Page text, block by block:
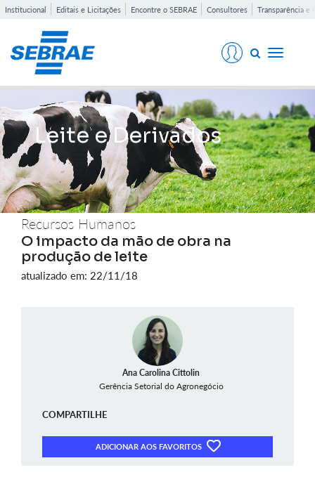
Institucional Editais e Licitações Encontre o SEBRAE Consultores Transparência e
Toggle
Leite e Derivados
Recursos Humanos
O impacto da mão de obra na
produção de leite
atualizado em: 22/11/18
Ana Carolina Cittolin
Gerência Setorial do Agronegócio
COMPARTILHE
ADICIONAR AOS FAVORITOS